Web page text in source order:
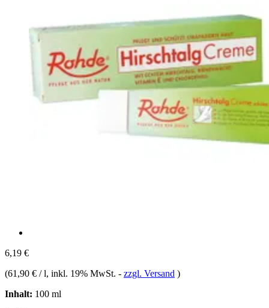
6,19 €
(61,90 € / l, inkl. 19% MwSt. - zzgl. Versand )
Inhalt: 100 ml